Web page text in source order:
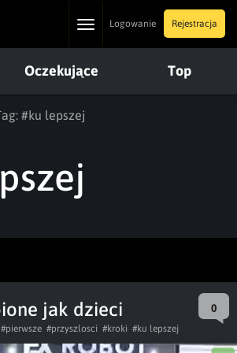
ToggleLogowanie Rejestracja
Oczekujące Top
#ku lepszej
jak dzieci 0
#pierwsze #przyszlosci #kroki #ku lepszej